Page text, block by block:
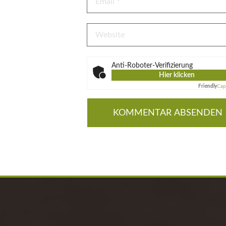
Anti-Roboter-Verifizierung
Hier klicken
Friendly